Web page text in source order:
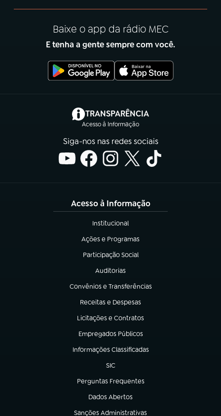
Baixe o app da rádio MEC
E tenha a gente sempre com você.
TRANSPARÊNCIA
Acesso à Informação
(abre em nova aba)
Siga-nos nas redes sociais
Acesso à Informação
Institucional
(abre em nova aba)
Ações e Programas
(abre em nova aba)
Participação Social
(abre em nova aba)
Auditorias
(abre em nova aba)
Convênios e Transferências
(abre em nova aba)
Receitas e Despesas
(abre em nova aba)
Licitações e Contratos
(abre em nova aba)
Empregados Públicos
(abre em nova aba)
Informações Classificadas
(abre em nova aba)
SIC
(abre em nova aba)
Perguntas Frequentes
(abre em nova aba)
Dados Abertos
(abre em nova aba)
Sanções Administrativas